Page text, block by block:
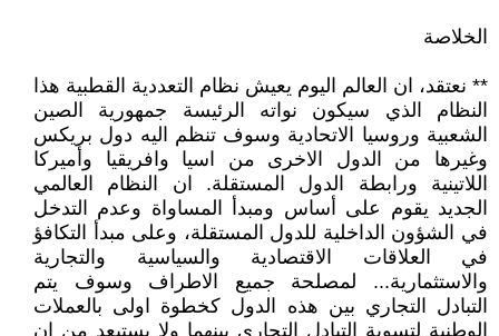
الخلاصة
** نعتقد، ان العالم اليوم يعيش نظام التعددية القطبية هذا
النظام الذي سيكون نواته الرئيسة جمهورية الصين
الشعبية وروسيا الاتحادية وسوف تنظم اليه دول بريكس
وغيرها من الدول الاخرى من اسيا وافريقيا وأميركا
اللاتينية ورابطة الدول المستقلة. ان النظام العالمي
الجديد يقوم على أساس ومبدأ المساواة وعدم التدخل
في الشؤون الداخلية للدول المستقلة، وعلى مبدأ التكافؤ
في العلاقات الاقتصادية والسياسية والتجارية
والاستثمارية... لمصلحة جميع الاطراف وسوف يتم
التبادل التجاري بين هذه الدول كخطوة اولى بالعملات
الوطنية لتسوية التبادل التجاري بينهما ولا يستبعد من ان